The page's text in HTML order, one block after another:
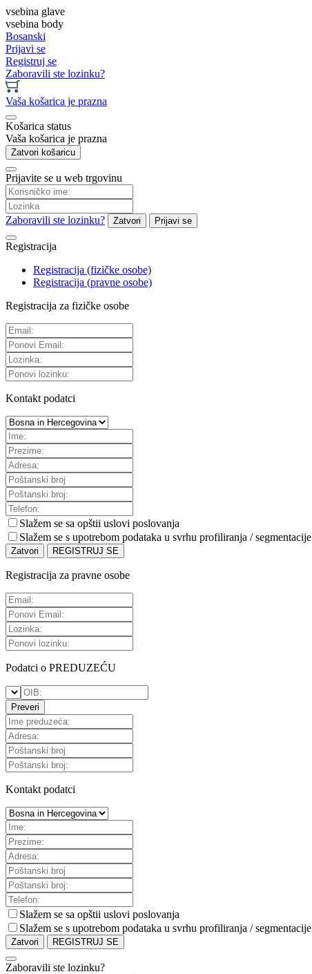
vsebina glave
vsebina body
Bosanski
Prijavi se
Registruj se
Zaboravili ste lozinku?
Vaša košarica je prazna
Košarica status
Vaša košarica je prazna
Zatvori košaricu
Prijavite se u web trgovinu
Zaboravili ste lozinku? Zatvori Prijavi se
Registracija
Registracija (fizičke osobe)
Registracija (pravne osobe)
Registracija za fizičke osobe
Kontakt podatci
Slažem se sa opštii uslovi poslovanja
Slažem se s upotrebom podataka u svrhu profiliranja / segmentacije
Zatvori REGISTRUJ SE
Registracija za pravne osobe
Podatci o PREDUZEĆU
Preveri
Kontakt podatci
Slažem se sa opštii uslovi poslovanja
Slažem se s upotrebom podataka u svrhu profiliranja / segmentacije
Zatvori REGISTRUJ SE
Zaboravili ste lozinku?